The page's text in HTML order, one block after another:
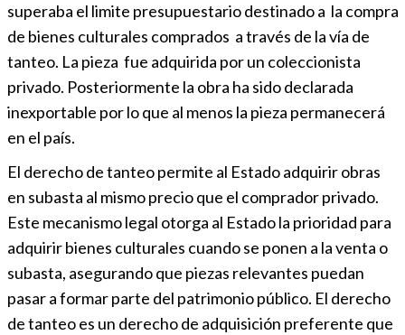
superaba el limite presupuestario destinado a la compra
de bienes culturales comprados a través de la vía de
tanteo. La pieza fue adquirida por un coleccionista
privado. Posteriormente la obra ha sido declarada
inexportable por lo que al menos la pieza permanecerá
en el país.
El derecho de tanteo permite al Estado adquirir obras
en subasta al mismo precio que el comprador privado.
Este mecanismo legal otorga al Estado la prioridad para
adquirir bienes culturales cuando se ponen a la venta o
subasta, asegurando que piezas relevantes puedan
pasar a formar parte del patrimonio público. El derecho
de tanteo es un derecho de adquisición preferente que